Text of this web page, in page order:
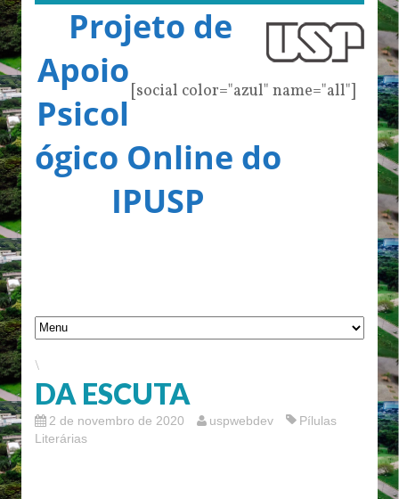
[social color="azul" name="all"]
Projeto de
Apoio
Psicol
ógico Online do
IPUSP
\
DA ESCUTA
2 de novembro de 2020 uspwebdev
Pílulas
Literárias